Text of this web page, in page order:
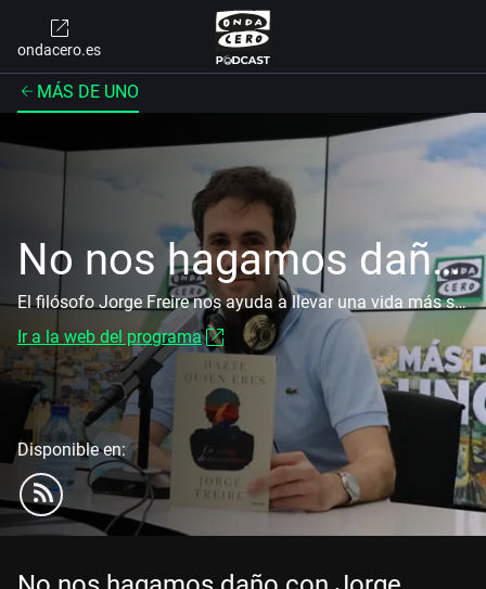
ondacero.es
MÁS DE UNO
No nos hagamos daño con Jorge Freire
El filósofo Jorge Freire nos ayuda a llevar una vida más saludable con su consejo semanal
Ir a la web del programa
Disponible en: